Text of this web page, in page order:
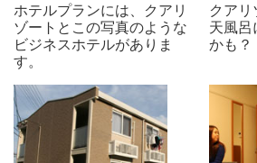
ホテルプランには、クアリ
ゾートとこの写真のような
ビジネスホテルがありま
す。
クアリ
天風呂
かも？